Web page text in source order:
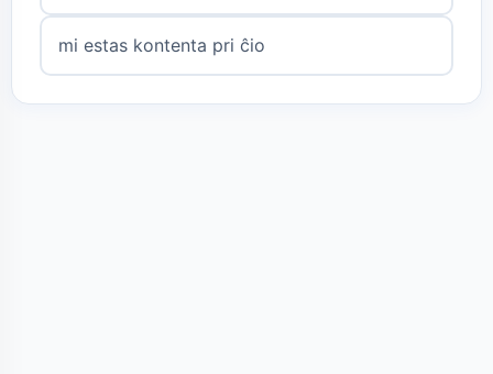
mi estas kontenta pri ĉio